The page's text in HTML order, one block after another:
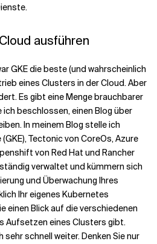
ausführen
GKE die beste (und wahrscheinlich
eines Clusters in der Cloud. Aber
Es gibt eine Menge brauchbarer
beschlossen, einen Blog über
In meinem Blog stelle ich
Tectonic von CoreOs, Azure
von Red Hat und Rancher
verwaltet und kümmern sich
und Überwachung Ihres
Ihr eigenes Kubernetes
einen Blick auf die verschiedenen
Aufsetzen eines Clusters gibt.
schnell weiter. Denken Sie nur